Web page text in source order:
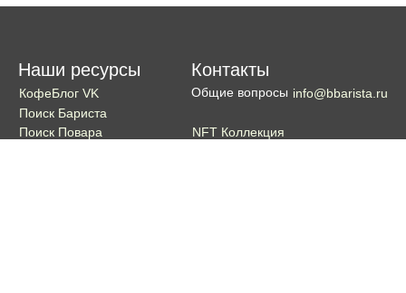
Наши ресурсы
КофеБлог VK
Поиск Бариста
Поиск Повара
Контакты
Общие вопросы info@bbarista.ru
NFT Коллекция